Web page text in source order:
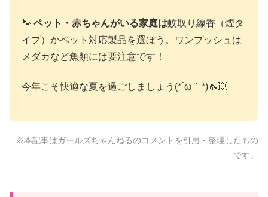
🐾 ペット・赤ちゃんがいる家庭は蚊取り線香（煙タ
イプ）かペット対応製品を選ぼう。ワンプッシュは
メダカなど魚類には要注意です！
今年こそ快適な夏を過ごしましょう(*´ω｀*)🦟💥
※本記事はガールズちゃんねるのコメントを引用・整理したもの
です。